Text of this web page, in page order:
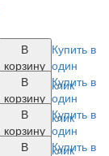
В
корзину
Купить в
один
клик
В
корзину
Купить в
один
клик
В
корзину
Купить в
один
клик
В
Купить в